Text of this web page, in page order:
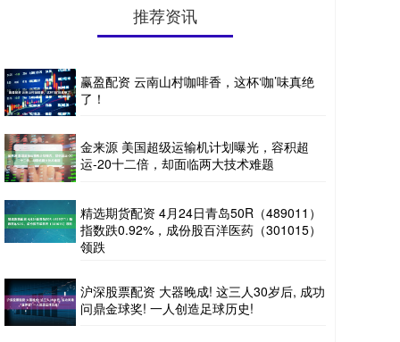
推荐资讯
赢盈配资 云南山村咖啡香，这杯‘咖’味真绝
了！
金来源 美国超级运输机计划曝光，容积超
运-20十二倍，却面临两大技术难题
精选期货配资 4月24日青岛50R（489011）
指数跌0.92%，成份股百洋医药（301015）
领跌
沪深股票配资 大器晚成! 这三人30岁后, 成功
问鼎金球奖! 一人创造足球历史!